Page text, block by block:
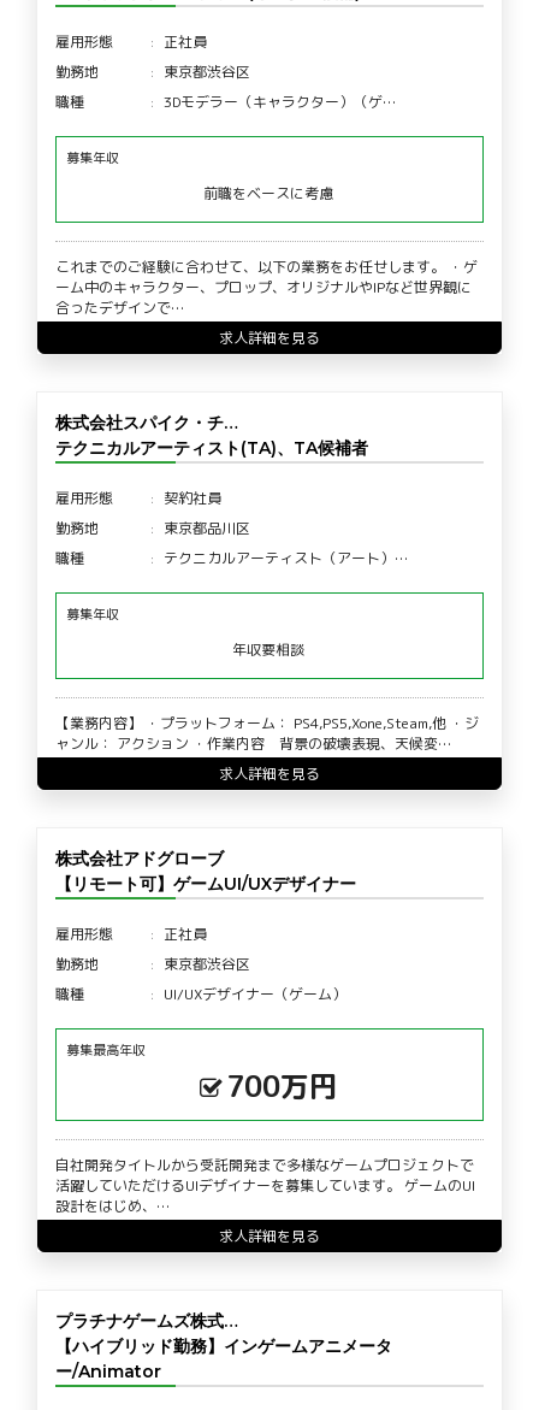
雇用形態
正社員
勤務地
東京都渋谷区
職種
3Dモデラー（キャラクター）（ゲ…
募集年収
前職をベースに考慮
これまでのご経験に合わせて、以下の業務をお任せします。 ・ゲ
ーム中のキャラクター、プロップ、オリジナルやIPなど世界観に
合ったデザインで…
求人詳細を見る
株式会社スパイク・チ…
テクニカルアーティスト(TA)、TA候補者
雇用形態
契約社員
勤務地
東京都品川区
職種
テクニカルアーティスト（アート）…
募集年収
年収要相談
【業務内容】 ・プラットフォーム： PS4,PS5,Xone,Steam,他 ・ジ
ャンル： アクション ・作業内容 背景の破壊表現、天候変…
求人詳細を見る
株式会社アドグローブ
【リモート可】ゲームUI/UXデザイナー
雇用形態
正社員
勤務地
東京都渋谷区
職種
UI/UXデザイナー（ゲーム）
募集最高年収
700万円
自社開発タイトルから受託開発まで多様なゲームプロジェクトで
活躍していただけるUIデザイナーを募集しています。 ゲームのUI
設計をはじめ、…
求人詳細を見る
プラチナゲームズ株式…
【ハイブリッド勤務】インゲームアニメータ
ー/Animator